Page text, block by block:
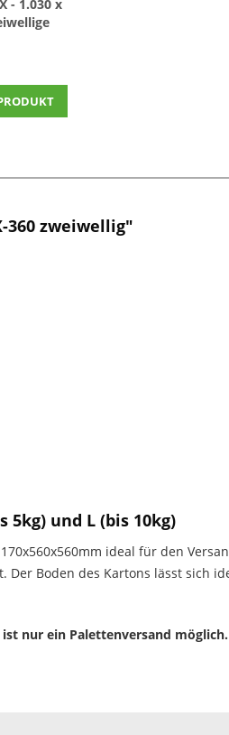
- 1.030 x
360 zweiwellig"
und L (bis 10kg)
ideal für den
Boden des Kartons lässt sich
nur ein Palettenversand möglich.